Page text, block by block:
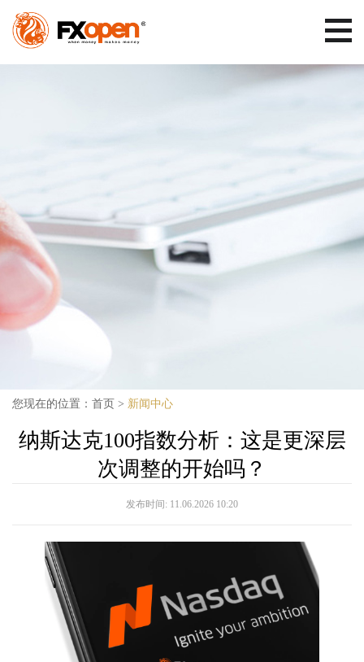
您现在的位置： 首页 > 新闻中心
纳斯达克100指数分析：这是更深层
次调整的开始吗？
发布时间: 11.06.2026 10:20